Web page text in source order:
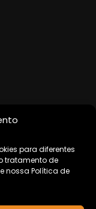
para diferentes
tratamento de
nossa Política de
Brasil